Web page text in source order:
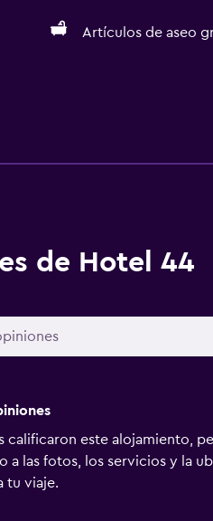
Artículos de aseo
de Hotel 44
calificaron este alojamiento,
a las fotos, los servicios y la
tu viaje.